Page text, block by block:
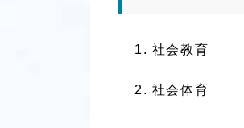
社会教育
社会体育